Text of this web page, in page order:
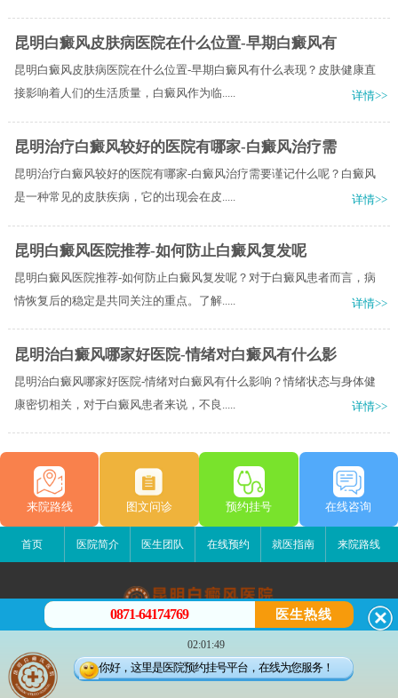
昆明白癜风皮肤病医院在什么位置-早期白癜风有
昆明白癜风皮肤病医院在什么位置-早期白癜风有什么表现？皮肤健康直
接影响着人们的生活质量，白癜风作为临.....
详情>>
昆明治疗白癜风较好的医院有哪家-白癜风治疗需
昆明治疗白癜风较好的医院有哪家-白癜风治疗需要谨记什么呢？白癜风
是一种常见的皮肤疾病，它的出现会在皮.....
详情>>
昆明白癜风医院推荐-如何防止白癜风复发呢
昆明白癜风医院推荐-如何防止白癜风复发呢？对于白癜风患者而言，病
情恢复后的稳定是共同关注的重点。了解.....
详情>>
昆明治白癜风哪家好医院-情绪对白癜风有什么影
昆明治白癜风哪家好医院-情绪对白癜风有什么影响？情绪状态与身体健
康密切相关，对于白癜风患者来说，不良.....
详情>>
来院路线 图文问诊 预约挂号 在线咨询
首页 医院简介 医生团队 在线预约 就医指南 来院路线
昆明白癜风医院
昆明市五华区护国路2号
版权所有：昆明白癜风医院
0871-64174769 医生热线
02:01:49
你好，这里是医院预约挂号平台，在线为您服务！